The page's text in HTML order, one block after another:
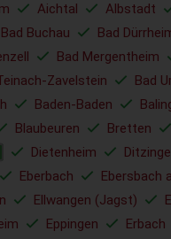
Aichtal Albstadt
Bad Buchau Bad
Bad Mergentheim
Zavelstein Bad
Baden-Baden
Blaubeuren Bretten
Dietenheim
Eberbach Ebersbach
Ellwangen (Jagst)
Eppingen Erbach